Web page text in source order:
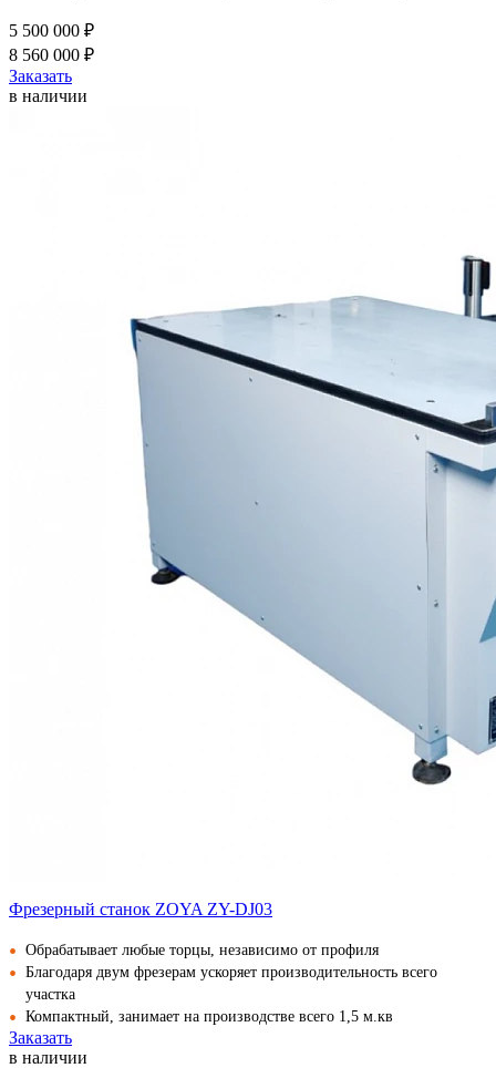
5 500 000 ₽
8 560 000 ₽
Заказать
в наличии
Фрезерный станок ZOYA ZY-DJ03
Обрабатывает любые торцы, независимо от профиля
Благодаря двум фрезерам ускоряет производительность всего
участка
Компактный, занимает на производстве всего 1,5 м.кв
Заказать
в наличии